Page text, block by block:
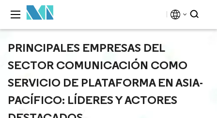
PRINCIPALES EMPRESAS DEL
SECTOR COMUNICACIÓN COMO
SERVICIO DE PLATAFORMA EN ASIA-
PACÍFICO: LÍDERES Y ACTORES